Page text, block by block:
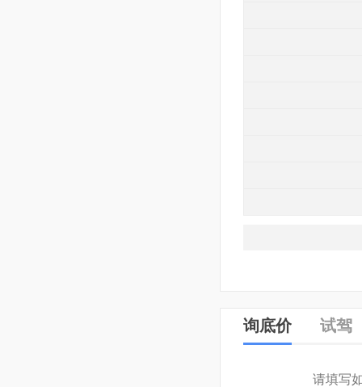
询底价 试驾
请填写